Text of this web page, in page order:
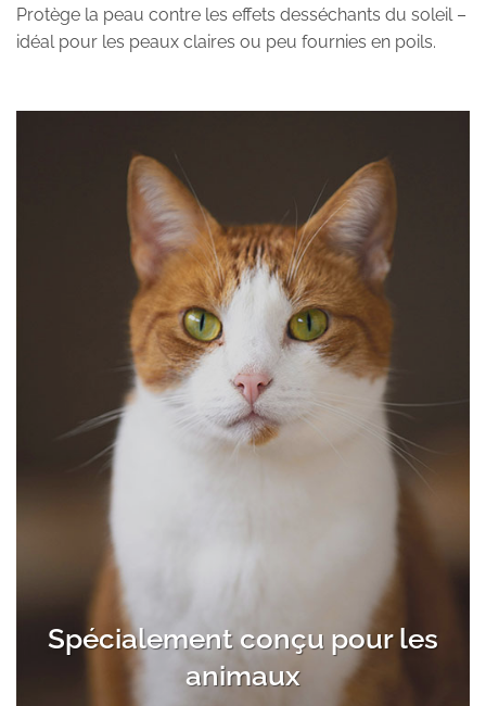
Protège la peau contre les effets desséchants du soleil –
idéal pour les peaux claires ou peu fournies en poils.
Spécialement conçu pour les
animaux